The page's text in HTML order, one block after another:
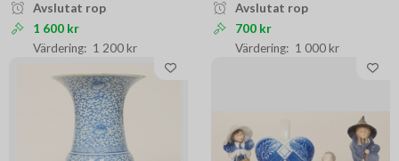
Avslutat rop
1 600 kr
1 200 kr
Avslutat rop
700 kr
1 000 kr